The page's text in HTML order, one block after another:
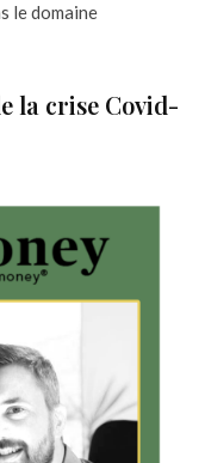
le domaine
la crise Covid-